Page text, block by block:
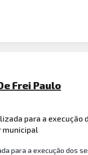
Frei Paulo
para a execução
municipal
para a execução dos